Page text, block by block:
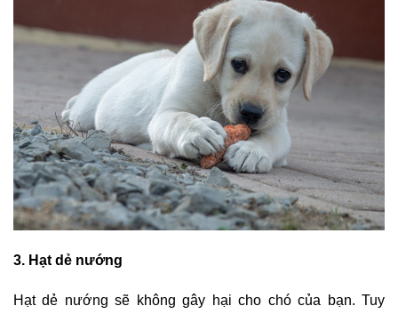
3. Hạt dẻ nướng
Hạt dẻ nướng sẽ không gây hại cho chó của bạn. Tuy